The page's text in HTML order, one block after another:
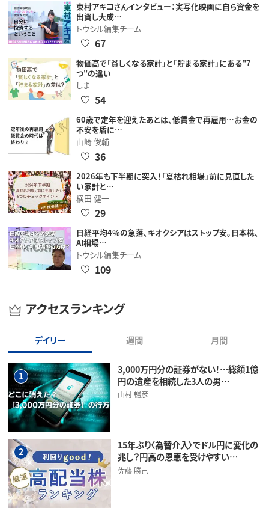
東村アキコさんインタビュー：実写化映画に自ら資金を
出資し大成…
トウシル編集チーム
67
物価高で「貧しくなる家計」と「貯まる家計」にある"7
つ"の違い
しま
54
60歳で定年を迎えたあとは、低賃金で再雇用…お金の
不安を盾に…
山崎 俊輔
36
2026年も下半期に突入！「夏枯れ相場」前に見直した
い家計と…
横田 健一
29
日経平均4％の急落、キオクシアはストップ安。日本株、
AI相場…
トウシル編集チーム
109
アクセスランキング
デイリー 週間 月間
1
3,000万円分の証券がない！…総額1億
円の遺産を相続した3人の男…
山村 暢彦
2
15年ぶり〈為替介入〉でドル円に変化の
兆し？円高の恩恵を受けやすい…
佐藤 勝己